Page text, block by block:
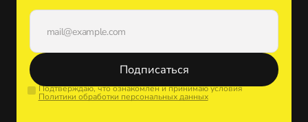
Подписаться
Подтверждаю, что ознакомлен и принимаю условия
Политики обработки персональных данных